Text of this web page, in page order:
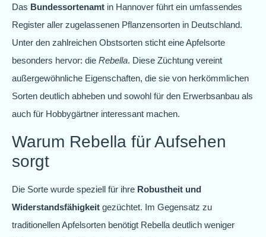
Das Bundessortenamt in Hannover führt ein umfassendes
Register aller zugelassenen Pflanzensorten in Deutschland.
Unter den zahlreichen Obstsorten sticht eine Apfelsorte
besonders hervor: die Rebella. Diese Züchtung vereint
außergewöhnliche Eigenschaften, die sie von herkömmlichen
Sorten deutlich abheben und sowohl für den Erwerbsanbau als
auch für Hobbygärtner interessant machen.
Warum Rebella für Aufsehen
sorgt
Die Sorte wurde speziell für ihre Robustheit und
Widerstandsfähigkeit gezüchtet. Im Gegensatz zu
traditionellen Apfelsorten benötigt Rebella deutlich weniger